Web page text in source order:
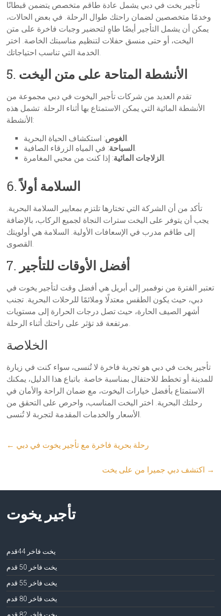
تأجير يخت في دبي يشمل عادة طاقم متخصص يتضمن قبطانًا
وخدمًا متخصصين لضمان راحتك طوال الرحلة. في بعض الحالات،
يمكن أن يشمل التأجير أيضًا طاهٍ لتحضير وجبات فاخرة على متن
اليخت، أو حتى منسق حفلات لتنظيم مناسبتك الخاصة. اختر
الخدمة التي تناسب احتياجاتك.
5. الأنشطة المتاحة على متن اليخت
تقدم العديد من شركات تأجير اليخوت في دبي مجموعة من
الأنشطة المائية التي يمكن الاستمتاع بها أثناء الرحلة. تشمل هذه
الأنشطة:
الغوص: استكشاف الحياة البحرية.
السباحة: في المياه الزرقاء الصافية.
الزلاجات المائية: إذا كنت من محبي المغامرة.
6.السلامة أولاً
تأكد من أن الشركة التي تختارها تلتزم بمعايير السلامة البحرية.
يجب أن يتوفر على اليخت سترات النجاة لجميع الركاب، بالإضافة
إلى طاقم مدرب في الإسعافات الأولية. السلامة هي أولويتك
القصوى.
7. أفضل الأوقات للتأجير
تعتبر الفترة من نوفمبر إلى أبريل هي أفضل وقت لتأجير يخوت في
دبي، حيث يكون الطقس معتدلًا وملائمًا للرحلات البحرية. تجنب
أشهر الصيف الحارة، حيث تصل درجات الحرارة إلى مستويات
مرتفعة قد تؤثر على راحتك أثناء الرحلة.
الخلاصة
تأجير يخت في دبي هو تجربة فاخرة لا تُنسى، سواء كنت في زيارة
للمدينة أو تخطط للاحتفال بمناسبة خاصة. باتباع هذا الدليل، يمكنك
الاستمتاع بأفضل خيارات اليخوت، مع ضمان الراحة والأمان في
رحلتك البحرية. اختر اليخت المناسب، واحرص على التحقق من
الأسعار والخدمات المقدمة لتجربة لا تُنسى.
← رحلة بحرية فاخرة مع تأجير يخوت في دبي
→
تأجير يخوت
يخت فاخر 44قدم
يخت فاخر 50 قدم
يخت فاخر 55 قدم
يخت فاخر 80 قدم